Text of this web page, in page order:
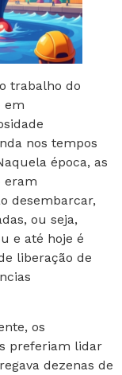
trabalho do
em
nos tempos
época, as
eram
desembarcar,
ou seja,
e até hoje é
liberação de
os
preferiam lidar
dezenas de